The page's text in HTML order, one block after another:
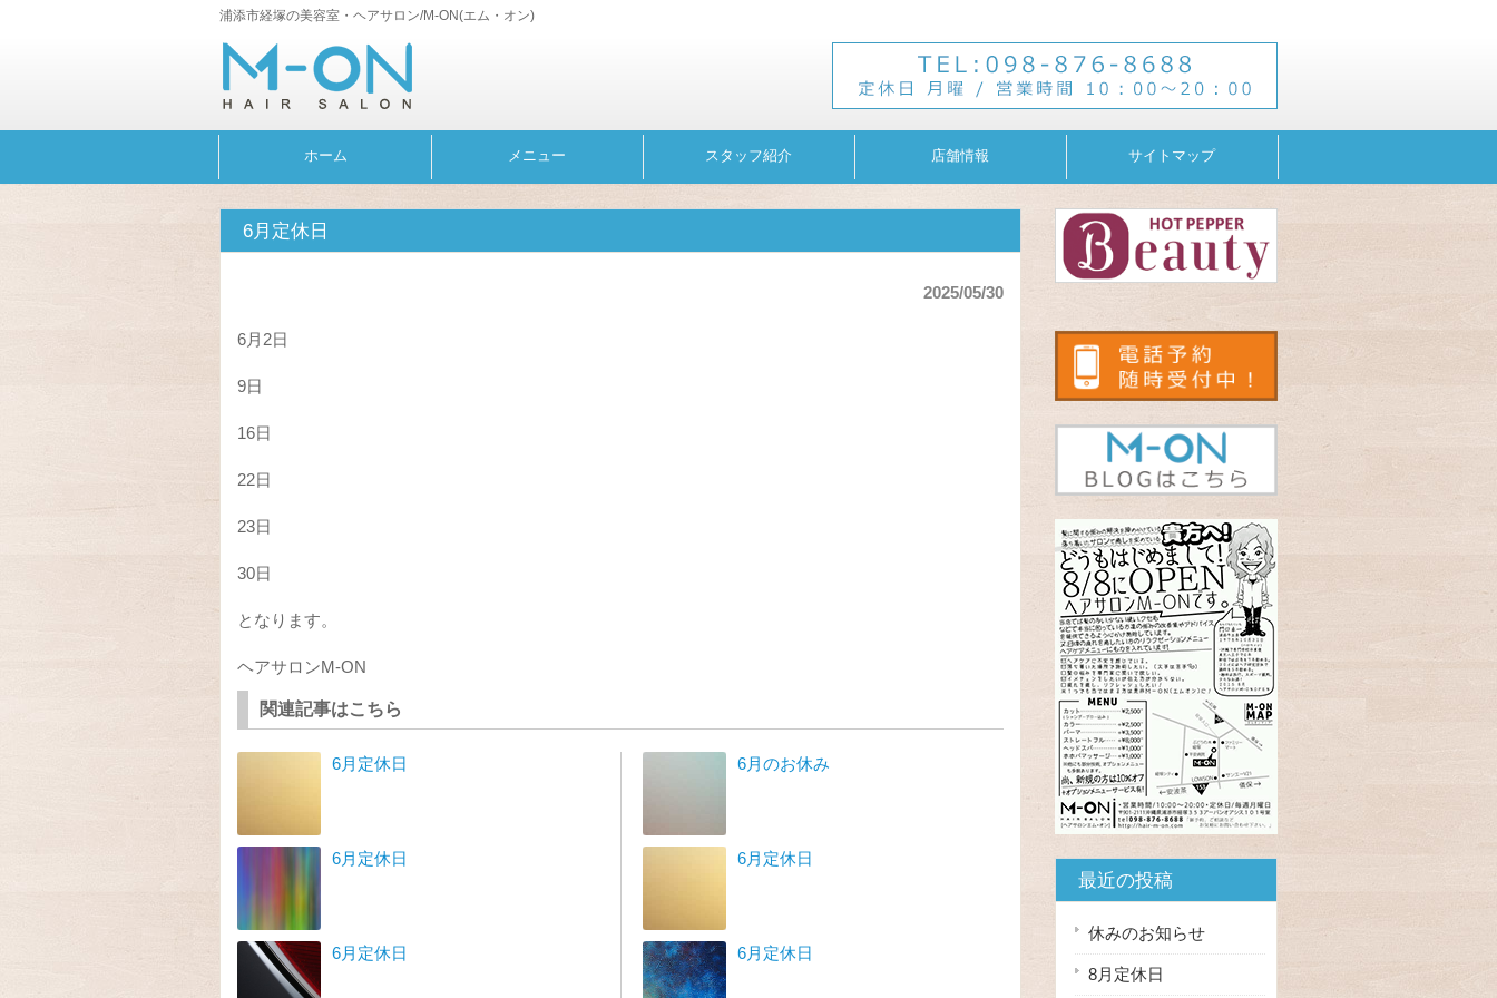
浦添市経塚の美容室・ヘアサロン/M-ON(エム・オン)
ホーム メニュー スタッフ紹介 店舗情報 サイトマップ
6月定休日
2025/05/30
6月2日
9日
16日
22日
23日
30日
となります。
ヘアサロンM-ON
関連記事はこちら
6月定休日
6月定休日
6月定休日
6月のお休み
6月定休日
6月定休日
最近の投稿
休みのお知らせ
8月定休日